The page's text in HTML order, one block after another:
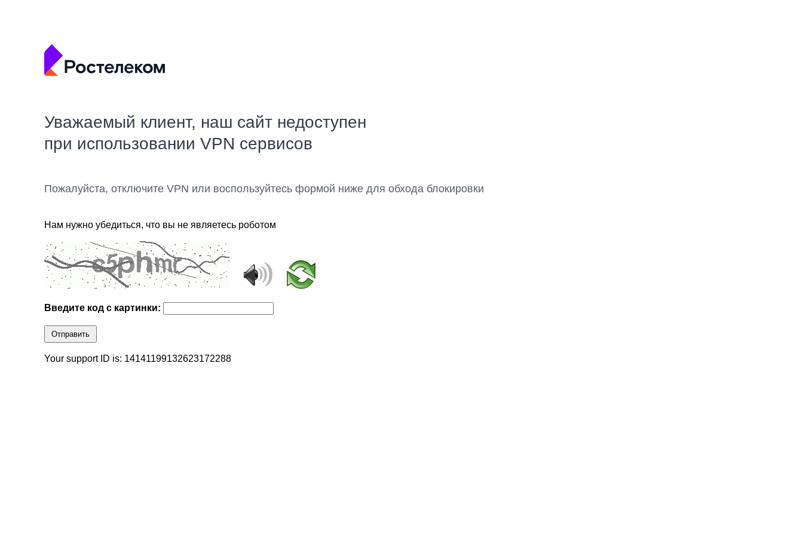
Уважаемый клиент, наш сайт недоступен
при использовании VPN сервисов
Пожалуйста, отключите VPN или воспользуйтесь формой ниже для обхода блокировки
Нам нужно убедиться, что вы не являетесь роботом
Введите код с картинки:
Отправить
Your support ID is: 14141199132623172288